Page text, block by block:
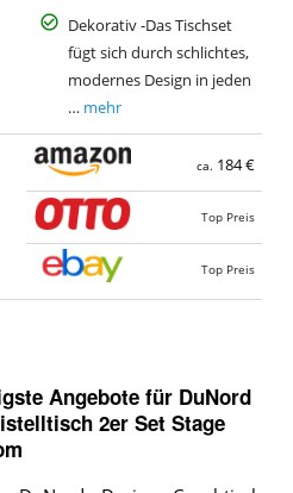
Dekorativ -Das Tischset
fügt sich durch schlichtes,
modernes Design in jeden
… mehr
ca. 184 €
Top Preis
Top Preis
Angebote für DuNord
2er Set Stage